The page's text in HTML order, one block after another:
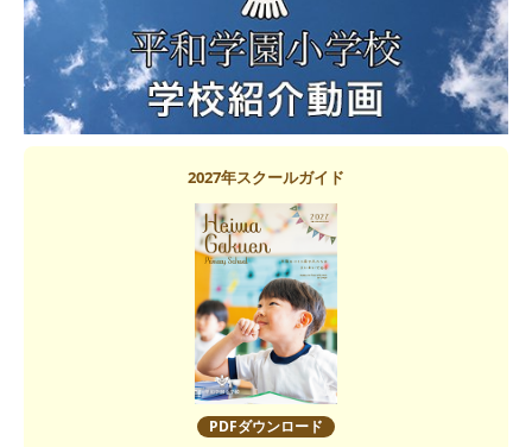
2027年スクールガイド
PDFダウンロード